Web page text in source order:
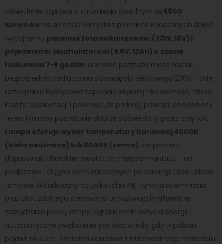
oświetlenie. Oprawa o strumieniu świetlnym aż 6600
lumenówna co dzień korzysta z promieni słonecznych dzięki
wydajnemu panelowi fotowoltaicznemu (23W, 18V) i
pojemnemu akumulatorowi (9.6V, 12AH) o czasie
ładowania 7-9 godzin, a w razie potrzeby może zostać
bezpośrednio podłączona do napięcia sieciowego 230V. Takie
rozwiązanie hybrydowe zapewnia większą niezależność, niższe
koszty eksploatacji i pewność, że parking, posesja, podjazd czy
teren firmowy pozostanie dobrze doświetlony przez cały rok.
Lampa oferuje wybór temperatury barwowej 4000K
(biała neutralna) lub 6000K (zimna), co pozwala
dopasować charakter światła do miejsca montażu – od
podjazdów i ciągów komunikacyjnych po parkingi, ulice i place
firmowe. Wbudowany czujnik ruchu PIR, funkcja ściemniania
oraz pilot zdalnego sterowania umożliwiają inteligentne
zarządzanie pracą lampy, ograniczenie zużycia energii i
automatyczne zwiększenie jasności wtedy, gdy w pobliżu
pojawi się ruch. Szczelna obudowa z trudnopalnego materiału